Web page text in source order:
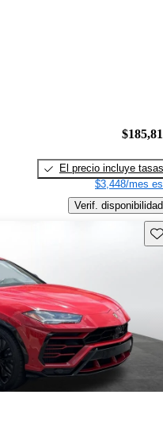
El precio incluye tasas
$3,448/mes
Verif. disponibilidad